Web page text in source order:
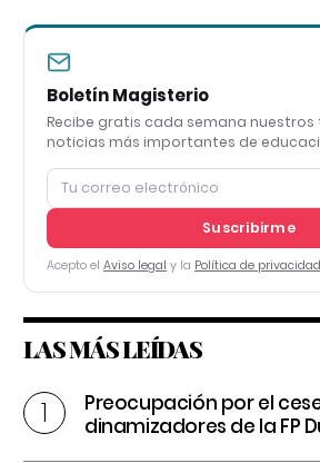
Boletín Magisterio
Recibe gratis cada semana
noticias más importantes de
Suscribirme
Acepto el Aviso legal y la Política de privacidad
LAS MÁS LEÍDAS
Preocupación por el
dinamizadores de la FP